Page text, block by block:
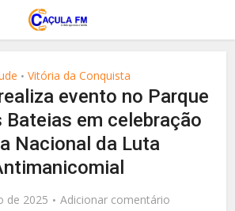
• Vitória da Conquista
evento no Parque
Bateias em celebração
Nacional da Luta
de 2025 Adicionar comentário